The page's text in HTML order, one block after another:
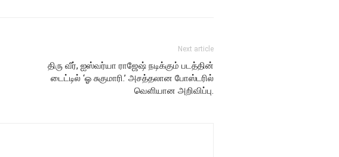
Next article
திரு வீர், ஐஸ்வர்யா ராஜேஷ் நடிக்கும் படத்தின்
டைட்டில் ‘ஓ சுகுமாரி.’ அசத்தலான போஸ்டரில்
வெளியான அறிவிப்பு.